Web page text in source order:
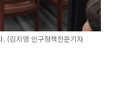
(김지영 인구정책전문기자